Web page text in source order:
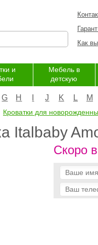
Как
и
Мебель в
детскую
G H J K L M
Кроватки для
Italbaby
Скоро